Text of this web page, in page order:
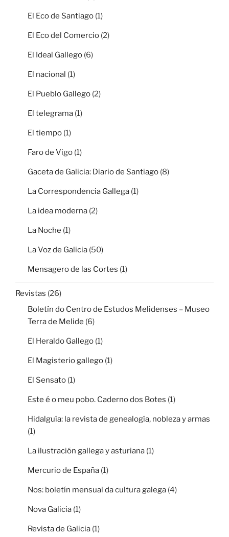
El Eco de Santiago (1)
El Eco del Comercio (2)
El Ideal Gallego (6)
El nacional (1)
El Pueblo Gallego (2)
El telegrama (1)
El tiempo (1)
Faro de Vigo (1)
Gaceta de Galicia: Diario de Santiago (8)
La Correspondencia Gallega (1)
La idea moderna (2)
La Noche (1)
La Voz de Galicia (50)
Mensagero de las Cortes (1)
Revistas (26)
Boletín do Centro de Estudos Melidenses – Museo
Terra de Melide (6)
El Heraldo Gallego (1)
El Magisterio gallego (1)
El Sensato (1)
Este é o meu pobo. Caderno dos Botes (1)
Hidalguía: la revista de genealogía, nobleza y armas
(1)
La ilustración gallega y asturiana (1)
Mercurio de España (1)
Nos: boletín mensual da cultura galega (4)
Nova Galicia (1)
Revista de Galicia (1)